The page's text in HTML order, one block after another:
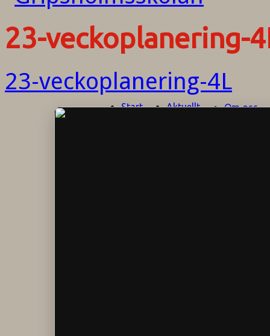
Start Aktuellt Om oss
23-veckoplanering-
23-veckoplanering-4L